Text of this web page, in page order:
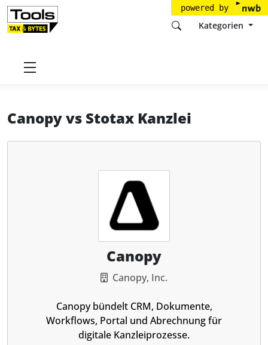
powered by
Kategorien
Startseite
Canopyvs Stotax Kanzlei
Canopy
Canopy, Inc.
Canopy bündelt CRM, Dokumente,
Workflows, Portal und Abrechnung für
digitale Kanzleiprozesse.